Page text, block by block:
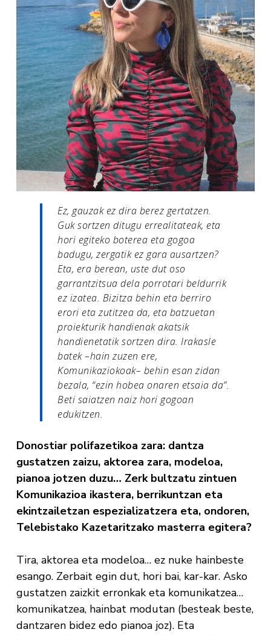
Ez, gauzak ez dira berez gertatzen.
Guk sortzen ditugu errealitateak, eta
hori egiteko boterea eta gogoa
badugu, zergatik ez gara ausartzen?
Eta, era berean, uste dut oso
garrantzitsua dela porrotari beldurrik
ez izatea. Bizitza behin eta berriro
erori eta zutitzea da, eta batzuetan
proiekturik handienak akatsik
handienetatik sortzen dira. Irakasle
batek –hain zuzen ere,
Komunikaziokoak– behin esan zidan
bezala, “ezin hobea onaren etsaia da”.
Beti saiatzen naiz hori gogoan
edukitzen.
Donostiar polifazetikoa zara: dantza
gustatzen zaizu, aktorea zara, modeloa,
pianoa jotzen duzu… Zerk bultzatu zintuen
Komunikazioa ikastera, berrikuntzan eta
ekintzailetzan espezializatzera eta, ondoren,
Telebistako Kazetaritzako masterra egitera?
Tira, aktorea eta modeloa… ez nuke hainbeste
esango. Zerbait egin dut, hori bai, kar-kar. Asko
gustatzen zaizkit erronkak eta komunikatzea…
komunikatzea, hainbat modutan (besteak beste,
dantzaren bidez edo pianoa joz). Eta